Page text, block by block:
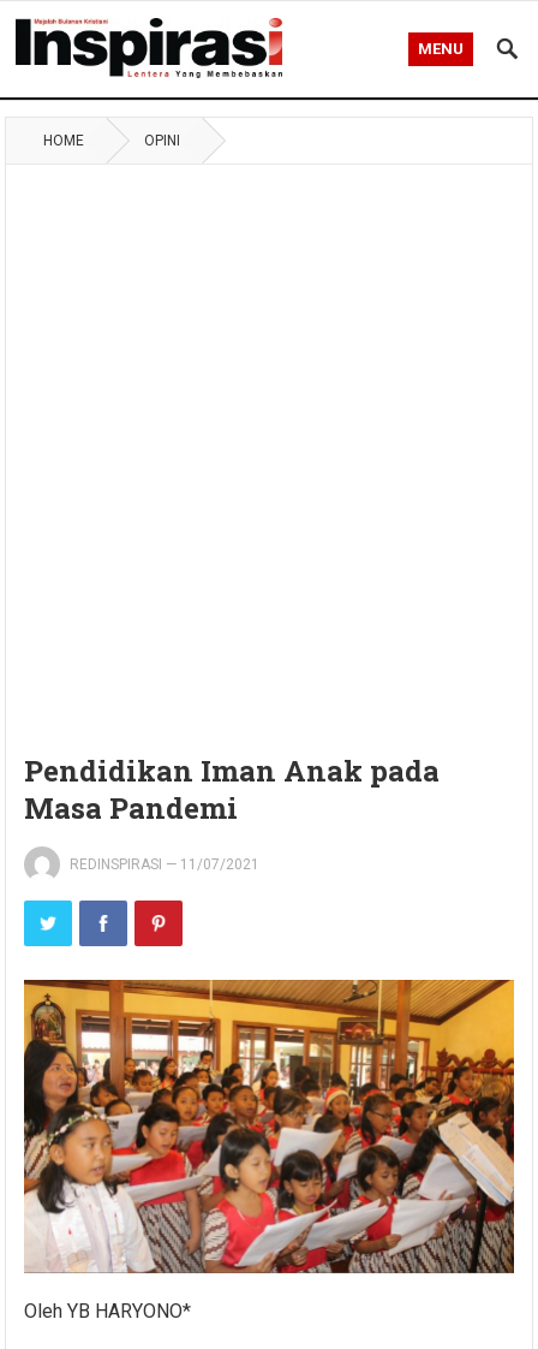
MENU
HOME OPINI
Pendidikan Iman Anak pada
Masa Pandemi
REDINSPIRASI — 11/07/2021
Oleh YB HARYONO*